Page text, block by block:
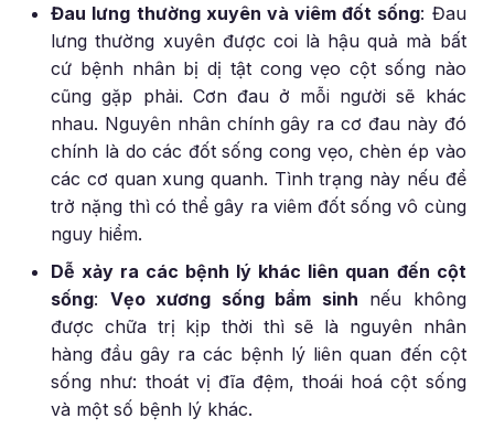
Đau lưng thường xuyên và viêm đốt sống: Đau
lưng thường xuyên được coi là hậu quả mà bất
cứ bệnh nhân bị dị tật cong vẹo cột sống nào
cũng gặp phải. Cơn đau ở mỗi người sẽ khác
nhau. Nguyên nhân chính gây ra cơ đau này đó
chính là do các đốt sống cong vẹo, chèn ép vào
các cơ quan xung quanh. Tình trạng này nếu để
trở nặng thì có thể gây ra viêm đốt sống vô cùng
nguy hiểm.
Dễ xảy ra các bệnh lý khác liên quan đến cột
sống: Vẹo xương sống bẩm sinh nếu không
được chữa trị kịp thời thì sẽ là nguyên nhân
hàng đầu gây ra các bệnh lý liên quan đến cột
sống như: thoát vị đĩa đệm, thoái hoá cột sống
và một số bệnh lý khác.